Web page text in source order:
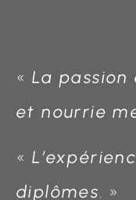
« La
et nourrie
«
diplômes. »